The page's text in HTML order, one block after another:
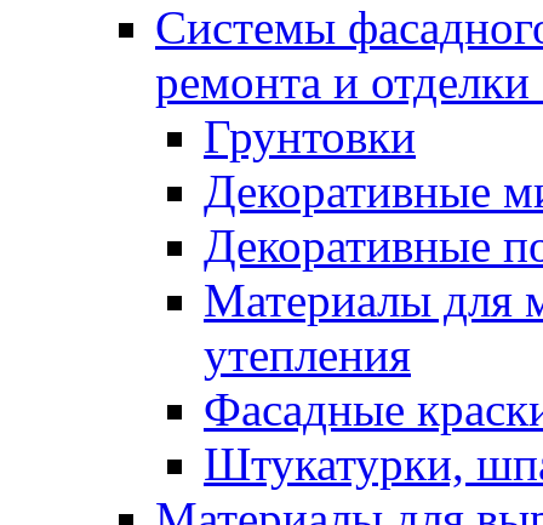
Системы
ремонта и отделки
Грунтовки
Декоративные
Декоративные
Материалы для
утепления
Фасадные
Штукатурки,